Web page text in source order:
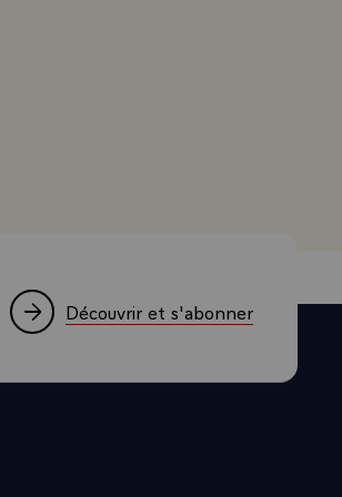
République, Co-Prince
Découvrir et s'abonner